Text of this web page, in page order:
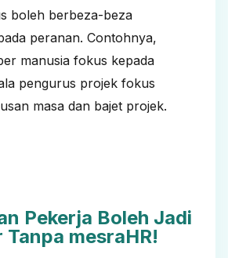
boleh berbeza-beza
peranan. Contohnya,
manusia fokus kepada
pengurus projek fokus
masa dan bajet projek.
Pekerja Boleh Jadi
mesraHR!